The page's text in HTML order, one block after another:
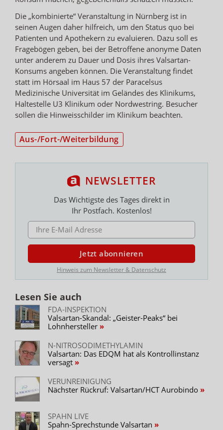
Die „kombinierte“ Veranstaltung in Nürnberg ist in
seinen Augen daher hilfreich, um den Status quo bei
Patienten und Apothekern zu evaluieren. Dazu soll es
Fragebögen geben, bei der Betroffene anonyme Daten
unter anderem zu Dauer und Dosis ihres Valsartan-
Konsums angeben können. Die Veranstaltung findet
statt im Hörsaal im Haus 57 der Paracelsus
Medizinische Universität im Geländes des Klinikums,
Haltestelle U3 Klinikum oder Nordwestring. Besucher
sollen die Hinweisschilder im Klinikum beachten.
Aus-/Fort-/Weiterbildung
NEWSLETTER
Das Wichtigste des Tages direkt in
Ihr Postfach. Kostenlos!
E-MAIL ADRESSE
Jetzt abonnieren
Hinweis zum Newsletter & Datenschutz
Lesen Sie auch
FDA-INSPEKTION
Valsartan-Skandal: „Geister-Peaks“ bei
Lohnhersteller
N-NITROSODIMETHYLAMIN
Valsartan: Das EDQM hat als Kontrollinstanz
versagt
VERUNREINIGUNG
Nächster Rückruf: Valsartan/HCT Aurobindo
SPAHN LIVE
Spahn-Sprechstunde Valsartan